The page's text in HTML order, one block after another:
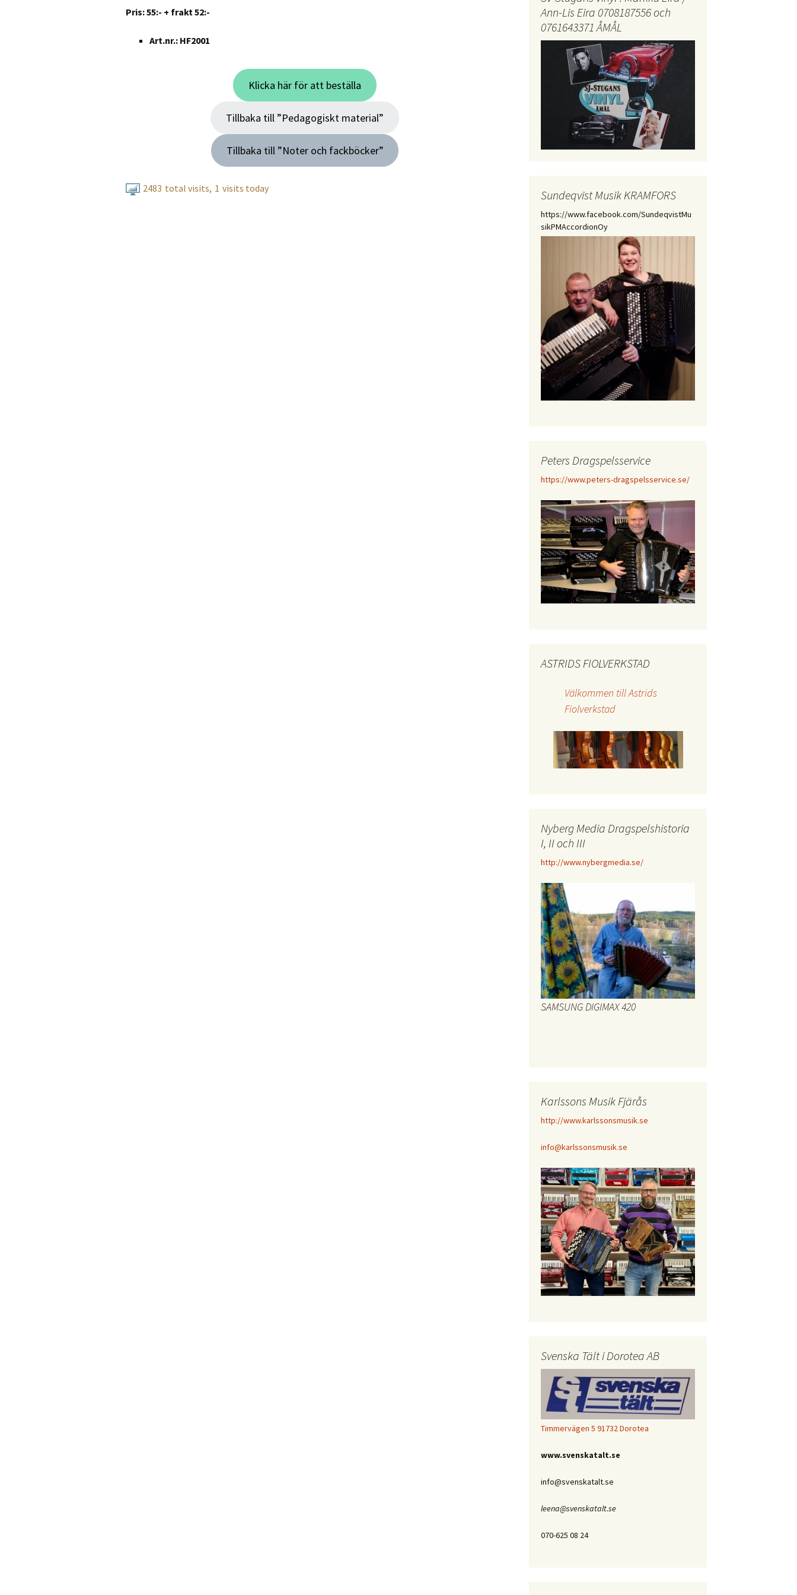
Pris: 55:- + frakt 52:-
Art.nr.: HF2001
Klicka här för att beställa
Tillbaka till ”Pedagogiskt material”
Tillbaka till ”Noter och fackböcker”
2483 total visits, 1 visits today
Ann-Lis Eira 0708187556 och
0761643371 ÅMÅL
Sundeqvist Musik KRAMFORS
https://www.facebook.com/SundeqvistMu
sikPMAccordionOy
Peters Dragspelsservice
https://www.peters-dragspelsservice.se/
ASTRIDS FIOLVERKSTAD
Välkommen till Astrids
Fiolverkstad
Nyberg Media Dragspelshistoria
I, II och III
http://www.nybergmedia.se/
SAMSUNG DIGIMAX 420
Karlssons Musik Fjärås
http://www.karlssonsmusik.se
info@karlssonsmusik.se
Svenska Tält i Dorotea AB
Timmervägen 5 91732 Dorotea
www.svenskatalt.se
info@svenskatalt.se
leena@svenskatalt.se
070-625 08 24